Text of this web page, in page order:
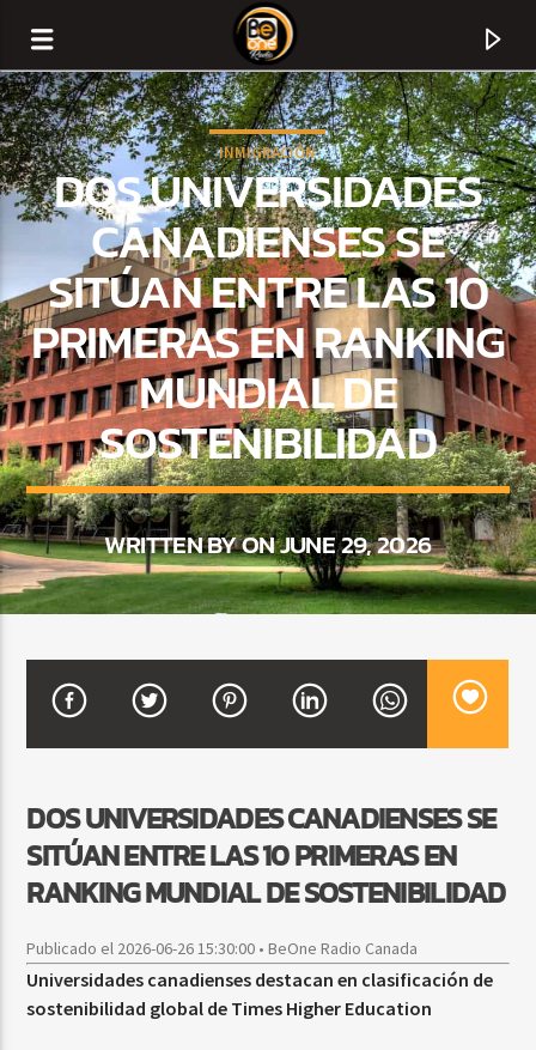
CURRENT TRACK
TITLE
ARTIST
FREE STYLE
7:00 PM 9:00 PM
Beone Radio
INMIGRACIÓN
DOS UNIVERSIDADES
CANADIENSES SE
SITÚAN ENTRE LAS 10
PRIMERAS EN RANKING
MUNDIAL DE
SOSTENIBILIDAD
WRITTEN BY ON JUNE 29, 2026
DOS UNIVERSIDADES CANADIENSES SE
SITÚAN ENTRE LAS 10 PRIMERAS EN
RANKING MUNDIAL DE SOSTENIBILIDAD
Publicado el 2026-06-26 15:30:00 • BeOne Radio Canada
Universidades canadienses destacan en clasificación de
sostenibilidad global de Times Higher Education